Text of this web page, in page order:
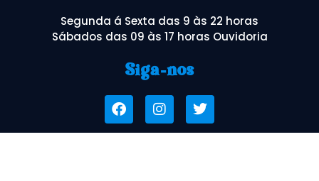
Segunda á Sexta das 9 às 22 horas
Sábados das 09 às 17 horas Ouvidoria
Siga-nos